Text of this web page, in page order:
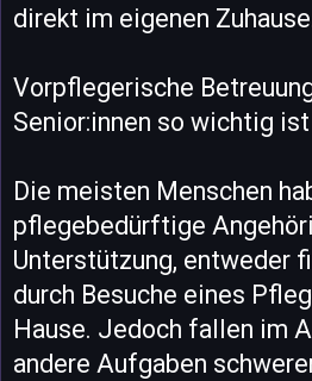
direkt im eigenen
Vorpflegerische
Senior:innen so wichtig ist
Die meisten Menschen
pflegebedürftige
Unterstützung, entweder
durch Besuche eines
Hause. Jedoch fallen im
andere Aufgaben